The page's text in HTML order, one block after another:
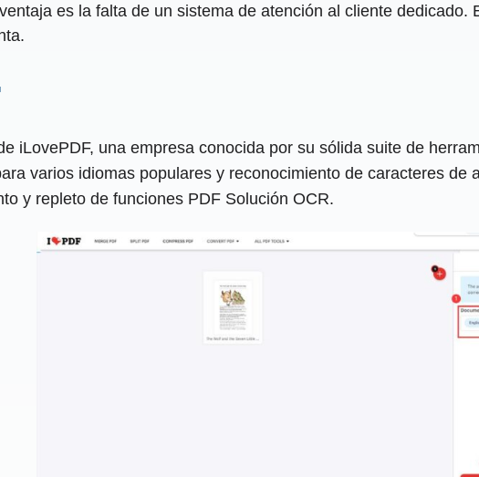
es la falta de un sistema de atención al cliente
iLovePDF, una empresa conocida por su sólida suite de
varios idiomas populares y reconocimiento de caracteres
y repleto de funciones PDF Solución OCR.